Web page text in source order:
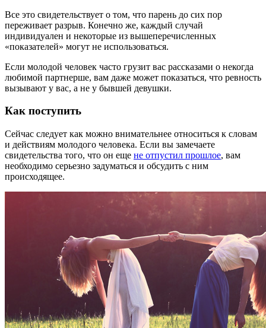
Все это свидетельствует о том, что парень до сих пор
переживает разрыв. Конечно же, каждый случай
индивидуален и некоторые из вышеперечисленных
«показателей» могут не использоваться.
Если молодой человек часто грузит вас рассказами о некогда
любимой партнерше, вам даже может показаться, что ревность
вызывают у вас, а не у бывшей девушки.
Как поступить
Сейчас следует как можно внимательнее относиться к словам
и действиям молодого человека. Если вы замечаете
свидетельства того, что он еще не отпустил прошлое, вам
необходимо серьезно задуматься и обсудить с ним
происходящее.